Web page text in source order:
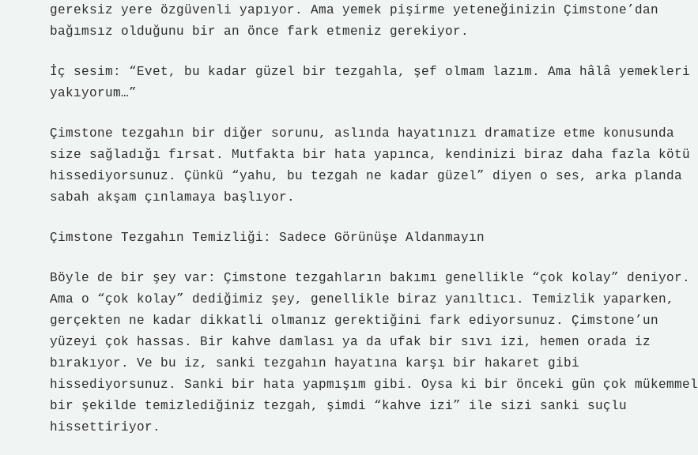
gereksiz yere özgüvenli yapıyor. Ama yemek pişirme yeteneğinizin Çimstone’dan
bağımsız olduğunu bir an önce fark etmeniz gerekiyor.
İç sesim: “Evet, bu kadar güzel bir tezgahla, şef olmam lazım. Ama hâlâ yemekleri
yakıyorum…”
Çimstone tezgahın bir diğer sorunu, aslında hayatınızı dramatize etme konusunda
size sağladığı fırsat. Mutfakta bir hata yapınca, kendinizi biraz daha fazla kötü
hissediyorsunuz. Çünkü “yahu, bu tezgah ne kadar güzel” diyen o ses, arka planda
sabah akşam çınlamaya başlıyor.
Çimstone Tezgahın Temizliği: Sadece Görünüşe Aldanmayın
Böyle de bir şey var: Çimstone tezgahların bakımı genellikle “çok kolay” deniyor.
Ama o “çok kolay” dediğimiz şey, genellikle biraz yanıltıcı. Temizlik yaparken,
gerçekten ne kadar dikkatli olmanız gerektiğini fark ediyorsunuz. Çimstone’un
yüzeyi çok hassas. Bir kahve damlası ya da ufak bir sıvı izi, hemen orada iz
bırakıyor. Ve bu iz, sanki tezgahın hayatına karşı bir hakaret gibi
hissediyorsunuz. Sanki bir hata yapmışım gibi. Oysa ki bir önceki gün çok mükemmel
bir şekilde temizlediğiniz tezgah, şimdi “kahve izi” ile sizi sanki suçlu
hissettiriyor.